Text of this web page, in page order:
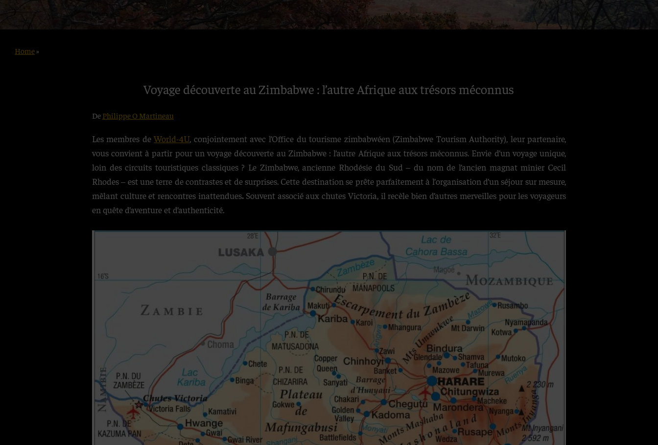
Home»
Voyage découverte au Zimbabwe : l’autre Afrique aux trésors méconnus
De Philippe O Martineau
Les membres deWorld-4U, conjointement avec l’Office du tourisme zimbabwéen (Zimbabwe Tourism Authority), leur partenaire,
vous convient à partir pour un voyage découverte au Zimbabwe : l’autre Afrique aux trésors méconnus. Envie d’un voyage unique,
loin des circuits touristiques classiques ? Le Zimbabwe, ancienne Rhodésie du Sud – du nom de l’ancien magnat minier Cecil
Rhodes – est une terre de contrastes et de surprises. Cette destination se prête parfaitement à l’organisation d’un séjour sur mesure,
mêlant culture et rencontres inattendues. Souvent associé aux chutes Victoria, il recèle bien d’autres merveilles pour les voyageurs
en quête d’aventure et d’authenticité.